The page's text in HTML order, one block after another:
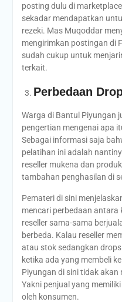
posting dulu di
sekadar mendapatkan
rezeki. Mas Muqoddar
mengirimkan postingan di
sudah cukup untuk
terkait.
Perbedaan
Warga di Bantul Piyungan
pengertian mengenai apa
Sebagai informasi saja
pelatihan ini adalah
reseller mukena dan
tambahan penghasilan di
Pemateri di sini
mencari perbedaan antara
reseller sama-sama
berbeda. Kalau reseller
atau stok sedangkan
ketika ada yang membeli
Piyungan di sini tidak akan
Yakni penjual yang
oleh konsumen.